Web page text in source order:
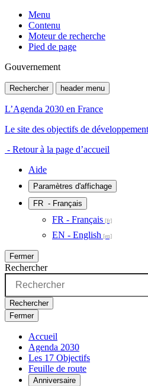
Menu
Contenu
Moteur de recherche
Pied de page
Gouvernement
Rechercher header menu
L’Agenda 2030 en France
Le site des objectifs de
- Retour à la page d’accueil
Aide
Paramètres d'affichage
FR - Français
FR - Français
EN - English
Fermer
Rechercher
Rechercher
Fermer
Accueil
Agenda 2030
Les 17 Objectifs
Feuille de route
Anniversaire